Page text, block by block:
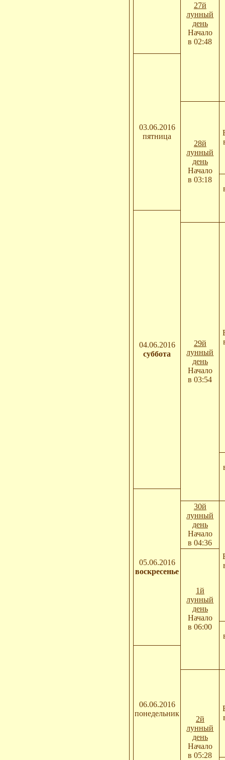
27й
лунный
день
Начало
в 02:48
03.06.2016
пятница
28й
лунный
день
Начало
в 03:18
04.06.2016
суббота
29й
лунный
день
Начало
в 03:54
05.06.2016
воскресенье
30й
лунный
день
Начало
в 04:36
1й
лунный
день
Начало
в 06:00
06.06.2016
понедельник
2й
лунный
день
Начало
в 05:28